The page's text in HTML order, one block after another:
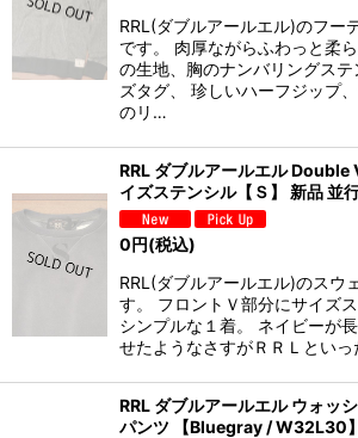
RRL(ダブルアールエル)のフー
です。 肉厚ながらふわっと柔
の生地、胸のナンバリングステ
ズタグ、 珍しいハーフジップ
のリ…
RRL ダブルアールエル
イズステンシル【Ｓ】 新品 並
0円(税込)
RRL(ダブルアールエル)のスウ
す。 フロントＶ部分にサイズ
シンプルな１着。 ネイビーが
せたようなさすがＲＲＬとい
RRL ダブルアールエル ウォッ
パンツ 【Bluegray / W32L30